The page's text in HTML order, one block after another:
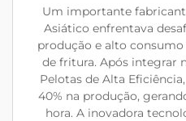
Um importante
Asiático enfrentava
produção e alto
de fritura. Após integrar
Pelotas de Alta
40% na produção,
hora. A inovadora